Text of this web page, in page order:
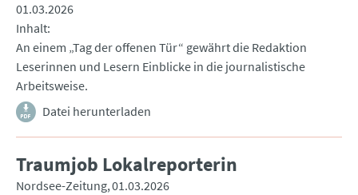
01.03.2026
Inhalt
An einem „Tag der offenen Tür“ gewährt die Redaktion
Leserinnen und Lesern Einblicke in die journalistische
Arbeitsweise.
Datei herunterladen
Traumjob Lokalreporterin
Nordsee-Zeitung 01.03.2026